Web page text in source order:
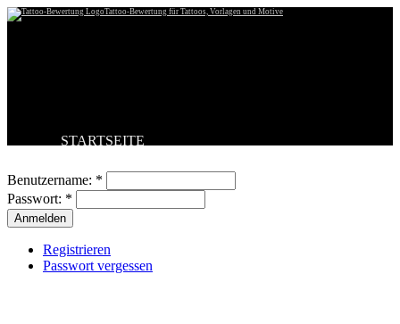
Tattoo-Bewertung für Tattoos, Vorlagen und Motive
STARTSEITE
BESTE TATTOOS
NEUESTE TATTOOS
KOMMENTARE
FORUM
Benutzername: *
Passwort: *
Registrieren
Passwort vergessen